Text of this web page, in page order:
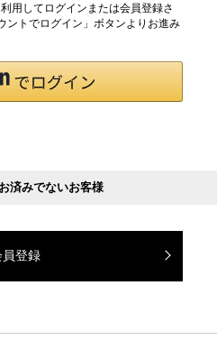
用してログインまたは会員登録さ
ントでログイン」ボタンよりお進み
済みでないお客様
員登録